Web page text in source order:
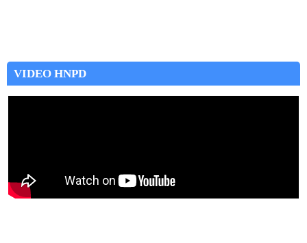
VIDEO HNPD